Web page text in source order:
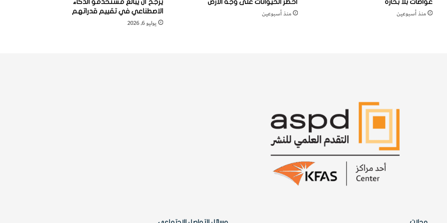
ب
غواصات بلا بحّارة
منذ أسبوعين
أخطر الحيوانات على وجه الأرض
منذ أسبوعين
يُرجَّح أن يبالغ مستخدمو الذكاء
الاصطناعي في تقييم قدراتهم
يوليو 6, 2026